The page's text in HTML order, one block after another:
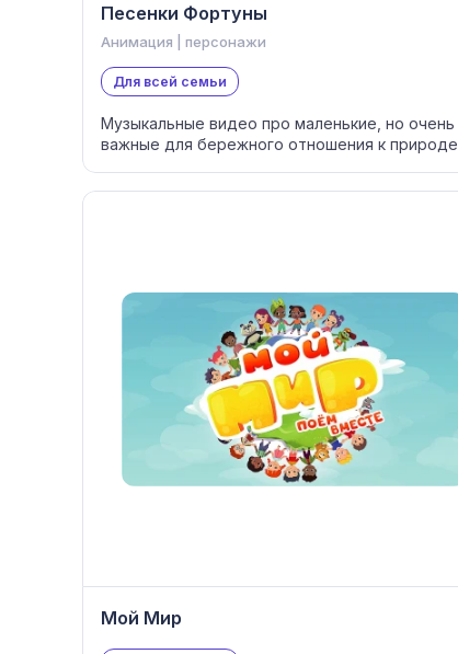
Песенки Фортуны
Анимация | персонажи
Для всей семьи
Музыкальные видео про маленькие, но очень
важные для бережного отношения к природе
Мой Мир